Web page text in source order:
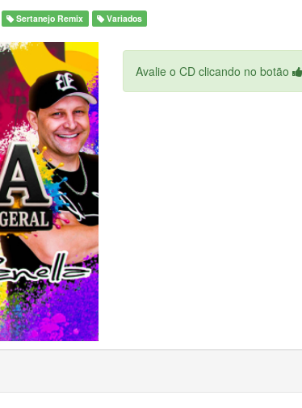
Sertanejo Remix Variados
Avalie o CD clicando no botão